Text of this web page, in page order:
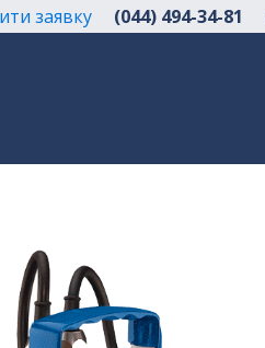
заявку (044) 494-34-81